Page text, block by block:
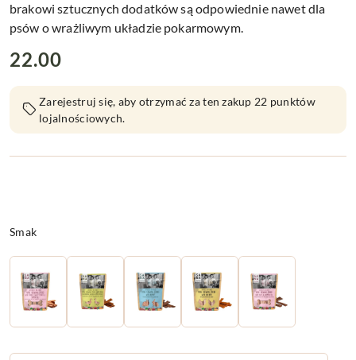
brakowi sztucznych dodatków są odpowiednie nawet dla
psów o wrażliwym układzie pokarmowym.
cena:
22.00
Zarejestruj się, aby otrzymać za ten zakup 22 punktów
lojalnościowych.
Wariant
Smak